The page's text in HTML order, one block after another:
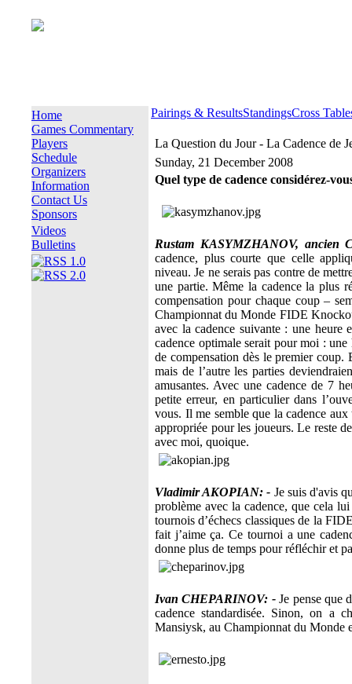
Home
Games Commentary
Players
Schedule
Organizers
Information
Contact Us
Sponsors
Videos
Bulletins
Pairings & ResultsStandingsCross
La Question du Jour - La Cadence de
Sunday, 21 December 2008
Quel type de cadence considérez-
Rustam KASYMZHANOV, ancien
cadence, plus courte que celle
niveau. Je ne serais pas contre de
une partie. Même la cadence la plus
compensation pour chaque coup –
Championnat du Monde FIDE
avec la cadence suivante : une
cadence optimale serait pour moi :
de compensation dès le premier coup.
mais de l’autre les parties
amusantes. Avec une cadence de 7
petite erreur, en particulier dans
vous. Il me semble que la cadence
appropriée pour les joueurs. Le reste
avec moi, quoique.
Vladimir AKOPIAN: - Je suis d'avis
problème avec la cadence, que cela
tournois d’échecs classiques de la
fait j’aime ça. Ce tournoi a une
donne plus de temps pour réfléchir et
Ivan CHEPARINOV: -Je pense que
cadence standardisée. Sinon, on a
Mansiysk, au Championnat du Monde